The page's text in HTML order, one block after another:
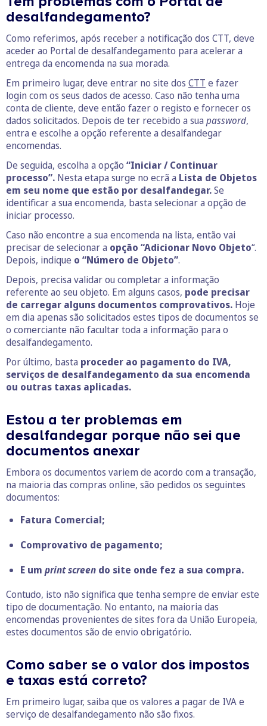
desalfandegamento?
Como referimos, após receber a notificação dos CTT, deve
aceder ao Portal de desalfandegamento para acelerar a
entrega da encomenda na sua morada.
Em primeiro lugar, deve entrar no site dos CTT e fazer
login com os seus dados de acesso. Caso não tenha uma
conta de cliente, deve então fazer o registo e fornecer os
dados solicitados. Depois de ter recebido a sua password,
entra e escolhe a opção referente a desalfandegar
encomendas.
De seguida, escolha a opção “Iniciar / Continuar
processo”. Nesta etapa surge no ecrã a Lista de Objetos
em seu nome que estão por desalfandegar.Se
identificar a sua encomenda, basta selecionar a opção de
iniciar processo.
Caso não encontre a sua encomenda na lista, então vai
precisar de selecionar a opção “Adicionar Novo Objeto“.
Depois, indique o “Número de Objeto”.
Depois, precisa validar ou completar a informação
referente ao seu objeto. Em alguns casos, pode precisar
de carregar alguns documentos comprovativos. Hoje
em dia apenas são solicitados estes tipos de documentos se
o comerciante não facultar toda a informação para o
desalfandegamento.
Por último, basta proceder ao pagamento do IVA,
serviços de desalfandegamento da sua encomenda
ou outras taxas aplicadas.
Estou a ter problemas em
desalfandegar porque não sei que
documentos anexar
Embora os documentos variem de acordo com a transação,
na maioria das compras online, são pedidos os seguintes
documentos:
Fatura Comercial;
Comprovativo de pagamento;
E um print screen do site onde fez a sua compra.
Contudo, isto não significa que tenha sempre de enviar este
tipo de documentação. No entanto, na maioria das
encomendas provenientes de sites fora da União Europeia,
estes documentos são de envio obrigatório.
Como saber se o valor dos impostos
e taxas está correto?
Em primeiro lugar, saiba que os valores a pagar de IVA e
serviço de desalfandegamento não são fixos.